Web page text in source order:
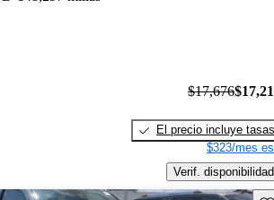
$17,676
El precio incluye tasas
$323/mes
Verif. disponibilidad